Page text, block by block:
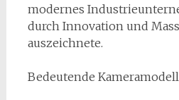
modernes
durch Innovation und
auszeichnete.
Bedeutende